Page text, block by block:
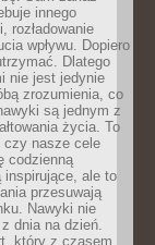
innego
rozładowanie
wpływu. Dopiero
Dlatego
nie jest jedynie
zrozumienia, co
są jednym z
życia. To
czy nasze cele
codzienną
inspirujące, ale to
przesuwają
Nawyki nie
dnia na dzień.
który z czasem